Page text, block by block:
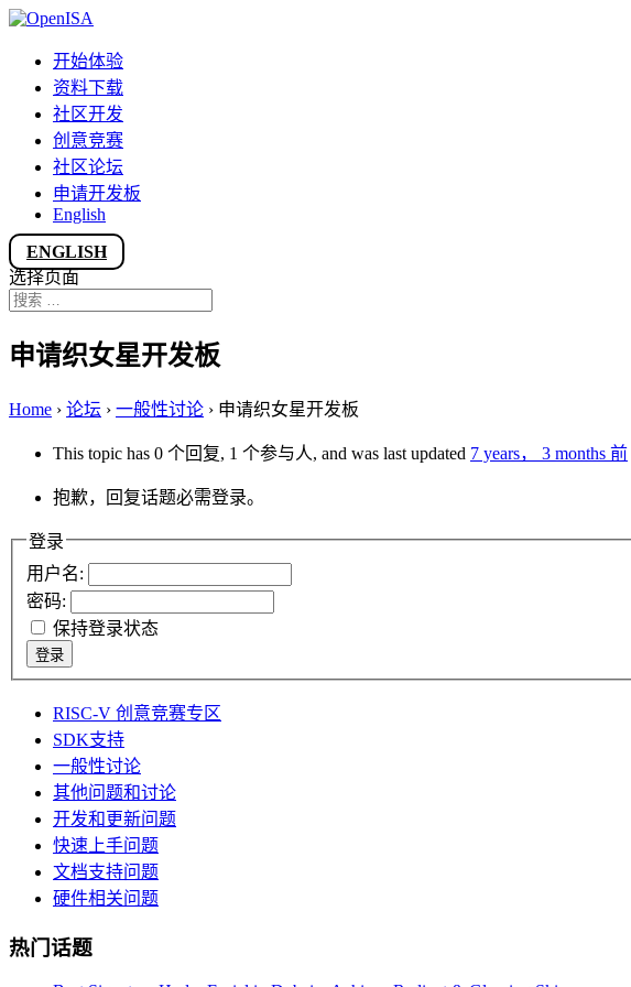
开始体验
资料下载
社区开发
创意竞赛
社区论坛
申请开发板
English
ENGLISH
选择页面
申请织女星开发板
Home › 论坛 › 一般性讨论 › 申请织女星开发板
This topic has 0 个回复, 1 个参与人, and was last updated 7 years， 3 months 前
抱歉，回复话题必需登录。
登录
用户名:
密码:
保持登录状态
登录
RISC-V 创意竞赛专区
SDK支持
一般性讨论
其他问题和讨论
开发和更新问题
快速上手问题
文档支持问题
硬件相关问题
热门话题